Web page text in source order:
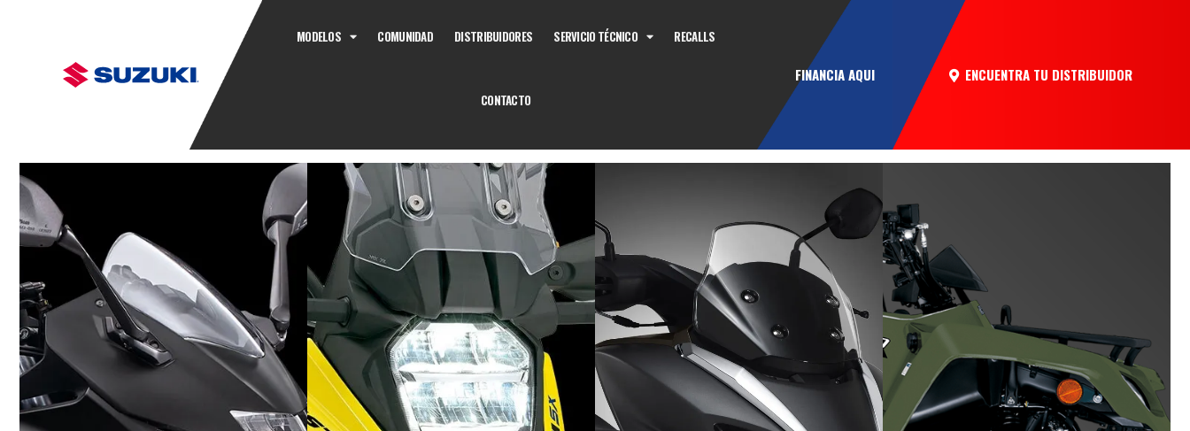
MODELOS COMUNIDAD DISTRIBUIDORES SERVICIO TÉCNICO RECALLS
CONTACTO
FINANCIA AQUI ENCUENTRA TU DISTRIBUIDOR